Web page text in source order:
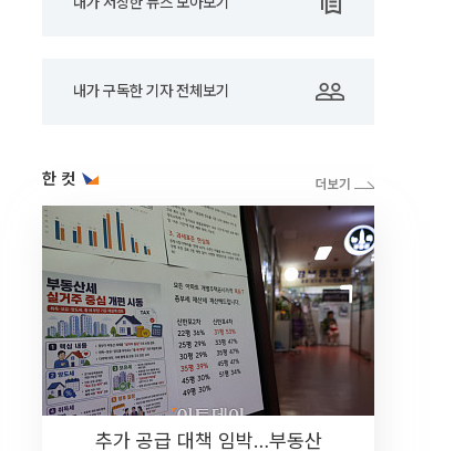
내가 구독한 기자 전체보기
한 컷
추가 공급 대책 임박…부동산